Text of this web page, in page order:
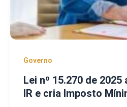
Governo
Lei nº 15.270 de
IR e cria Imposto